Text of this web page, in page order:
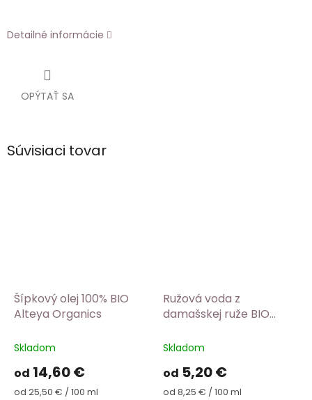
Detailné informácie
OPÝTAŤ SA
Súvisiaci tovar
Šípkový olej 100% BIO
Alteya Organics
Skladom
od 14,60 €
Jednotková
od 25,50 € / 100 ml
Ružová voda z
damašskej ruže BIO
Skladom
od 5,20 €
Jednotková
od 8,25 € / 100 ml